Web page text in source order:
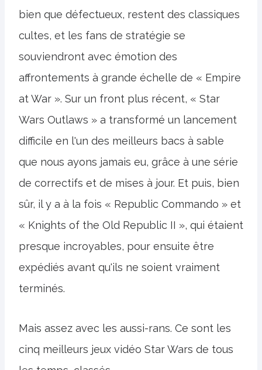
bien que défectueux, restent des classiques
cultes, et les fans de stratégie se
souviendront avec émotion des
affrontements à grande échelle de « Empire
at War ». Sur un front plus récent, « Star
Wars Outlaws » a transformé un lancement
difficile en l'un des meilleurs bacs à sable
que nous ayons jamais eu, grâce à une série
de correctifs et de mises à jour. Et puis, bien
sûr, il y a à la fois « Republic Commando » et
« Knights of the Old Republic II », qui étaient
presque incroyables, pour ensuite être
expédiés avant qu'ils ne soient vraiment
terminés.
Mais assez avec les aussi-rans. Ce sont les
cinq meilleurs jeux vidéo Star Wars de tous